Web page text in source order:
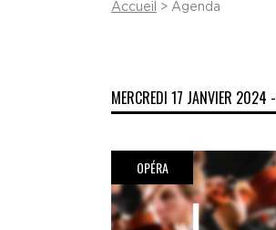
Accueil > Agenda
MERCREDI 17 JANVIER 2024 -
OPÉRA